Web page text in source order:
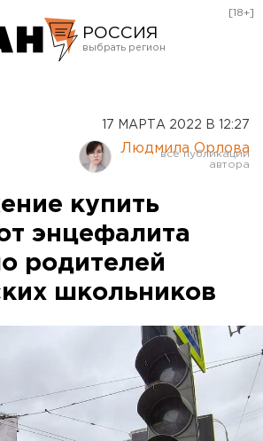
РОССИЯ
Курган
Оренбург
[18+]
17 МАРТА 2022 В 12:27
Людмила Орлова
купить
энцефалита
родителей
школьников